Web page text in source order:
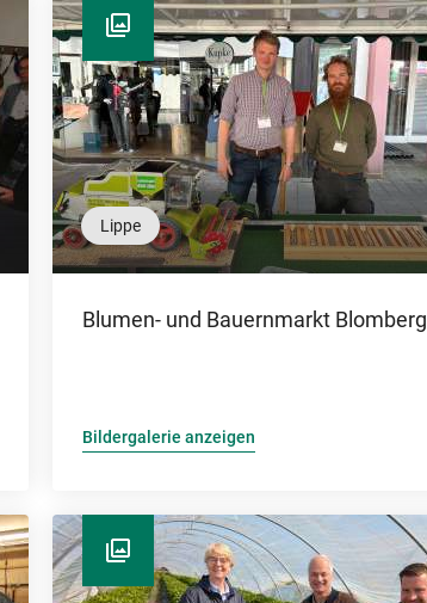
Lippe
Blumen- und Bauernmarkt Blomberg
Bildergalerie anzeigen